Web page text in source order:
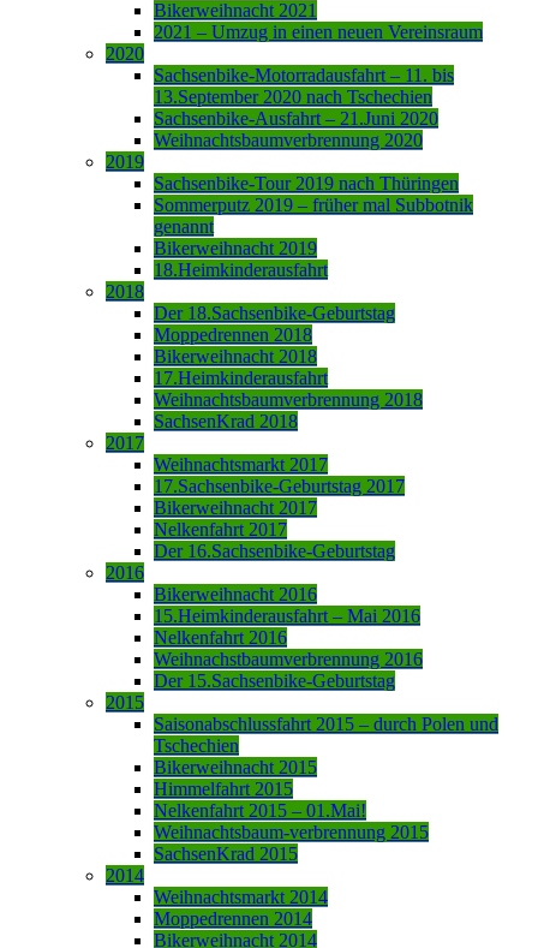
Bikerweihnacht 2021
2021 – Umzug in einen neuen Vereinsraum
2020
Sachsenbike-Motorradausfahrt – 11. bis
13.September 2020 nach Tschechien
Sachsenbike-Ausfahrt – 21.Juni 2020
Weihnachtsbaumverbrennung 2020
2019
Sachsenbike-Tour 2019 nach Thüringen
Sommerputz 2019 – früher mal Subbotnik
genannt
Bikerweihnacht 2019
18.Heimkinderausfahrt
2018
Der 18.Sachsenbike-Geburtstag
Moppedrennen 2018
Bikerweihnacht 2018
17.Heimkinderausfahrt
Weihnachtsbaumverbrennung 2018
SachsenKrad 2018
2017
Weihnachtsmarkt 2017
17.Sachsenbike-Geburtstag 2017
Bikerweihnacht 2017
Nelkenfahrt 2017
Der 16.Sachsenbike-Geburtstag
2016
Bikerweihnacht 2016
15.Heimkinderausfahrt – Mai 2016
Nelkenfahrt 2016
Weihnachstbaumverbrennung 2016
Der 15.Sachsenbike-Geburtstag
2015
Saisonabschlussfahrt 2015 – durch Polen und
Tschechien
Bikerweihnacht 2015
Himmelfahrt 2015
Nelkenfahrt 2015 – 01.Mai!
Weihnachtsbaum-verbrennung 2015
SachsenKrad 2015
2014
Weihnachtsmarkt 2014
Moppedrennen 2014
Bikerweihnacht 2014